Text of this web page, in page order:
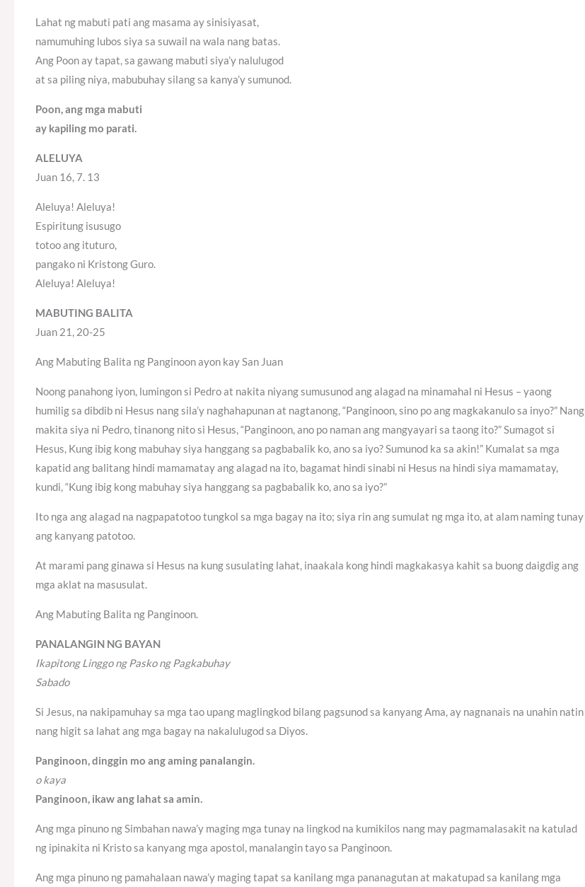
Lahat ng mabuti pati ang masama ay sinisiyasat,
namumuhing lubos siya sa suwail na wala nang batas.
Ang Poon ay tapat, sa gawang mabuti siya’y nalulugod
at sa piling niya, mabubuhay silang sa kanya’y sumunod.
Poon, ang mga mabuti
ay kapiling mo parati.
ALELUYA
Juan 16, 7. 13
Aleluya! Aleluya!
Espiritung isusugo
totoo ang ituturo,
pangako ni Kristong Guro.
Aleluya! Aleluya!
MABUTING BALITA
Juan 21, 20-25
Ang Mabuting Balita ng Panginoon ayon kay San Juan
Noong panahong iyon, lumingon si Pedro at nakita niyang sumusunod ang alagad na minamahal ni Hesus – yaong
humilig sa dibdib ni Hesus nang sila’y naghahapunan at nagtanong, “Panginoon, sino po ang magkakanulo sa inyo?” Nang
makita siya ni Pedro, tinanong nito si Hesus, “Panginoon, ano po naman ang mangyayari sa taong ito?” Sumagot si
Hesus, Kung ibig kong mabuhay siya hanggang sa pagbabalik ko, ano sa iyo? Sumunod ka sa akin!” Kumalat sa mga
kapatid ang balitang hindi mamamatay ang alagad na ito, bagamat hindi sinabi ni Hesus na hindi siya mamamatay,
kundi, “Kung ibig kong mabuhay siya hanggang sa pagbabalik ko, ano sa iyo?”
Ito nga ang alagad na nagpapatotoo tungkol sa mga bagay na ito; siya rin ang sumulat ng mga ito, at alam naming tunay
ang kanyang patotoo.
At marami pang ginawa si Hesus na kung susulating lahat, inaakala kong hindi magkakasya kahit sa buong daigdig ang
mga aklat na masusulat.
Ang Mabuting Balita ng Panginoon.
PANALANGIN NG BAYAN
Ikapitong Linggo ng Pasko ng Pagkabuhay
Sabado
Si Jesus, na nakipamuhay sa mga tao upang maglingkod bilang pagsunod sa kanyang Ama, ay nagnanais na unahin natin
nang higit sa lahat ang mga bagay na nakalulugod sa Diyos.
Panginoon, dinggin mo ang aming panalangin.
o kaya
Panginoon, ikaw ang lahat sa amin.
Ang mga pinuno ng Simbahan nawa’y maging mga tunay na lingkod na kumikilos nang may pagmamalasakit na katulad
ng ipinakita ni Kristo sa kanyang mga apostol, manalangin tayo sa Panginoon.
Ang mga pinuno ng pamahalaan nawa’y maging tapat sa kanilang mga pananagutan at makatupad sa kanilang mga